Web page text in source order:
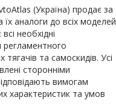
(Україна) продає за
їх аналоги до всіх моделей
необхідні
та самоскидів. Усі
сторонніми
вимогам
характеристик та умов